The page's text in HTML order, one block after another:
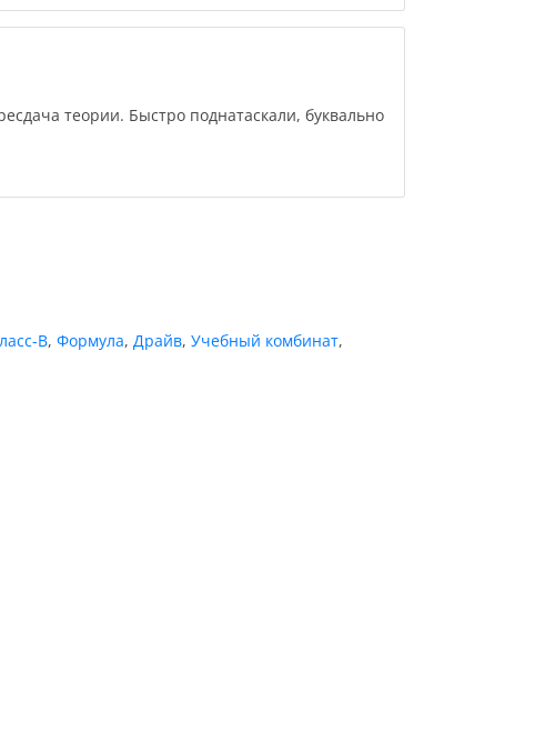
теории. Быстро поднатаскали, буквально
В, Формула, Драйв, Учебный комбинат,